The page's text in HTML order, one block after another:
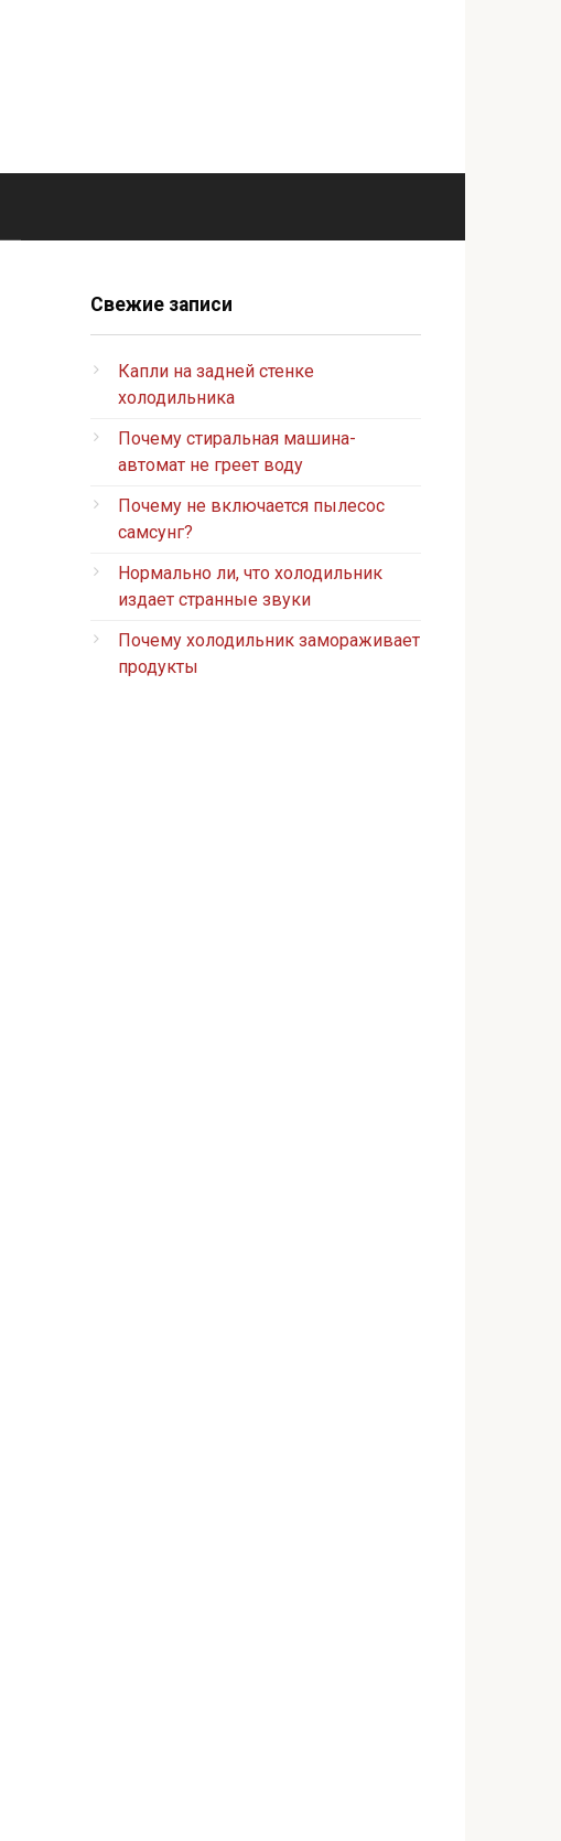
Свежие записи
Капли на задней стенке
холодильника
Почему стиральная машина-
автомат не греет воду
Почему не включается пылесос
самсунг?
Нормально ли, что холодильник
издает странные звуки
Почему холодильник замораживает
продукты